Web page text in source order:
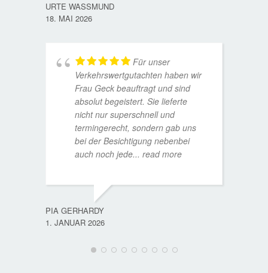
URTE WASSMUND
18. MAI 2026
Für unser
Verkehrswertgutachten haben wir
Frau Geck beauftragt und sind
absolut begeistert. Sie lieferte
nicht nur superschnell und
termingerecht, sondern gab uns
bei der Besichtigung nebenbei
auch noch jede... read more
PIA GERHARDY
1. JANUAR 2026